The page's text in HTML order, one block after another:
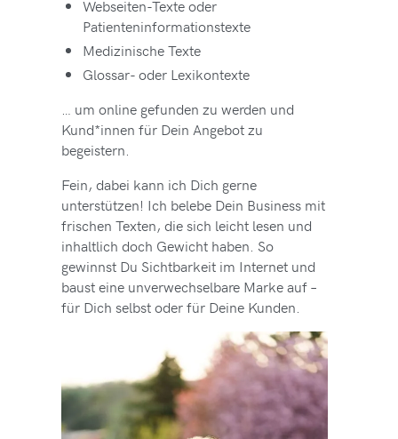
Webseiten-Texte oder
Patienteninformationstexte
Medizinische Texte
Glossar- oder Lexikontexte
… um online gefunden zu werden und
Kund*innen für Dein Angebot zu
begeistern.
Fein, dabei kann ich Dich gerne
unterstützen! Ich belebe Dein Business mit
frischen Texten, die sich leicht lesen und
inhaltlich doch Gewicht haben. So
gewinnst Du Sichtbarkeit im Internet und
baust eine unverwechselbare Marke auf –
für Dich selbst oder für Deine Kunden.